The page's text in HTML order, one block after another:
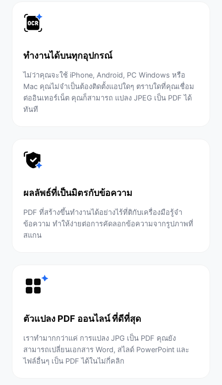
ทำงานได้บนทุกอุปกรณ์
ไม่ว่าคุณจะใช้ iPhone, Android, PC Windows หรือ
Mac คุณไม่จำเป็นต้องติดตั้งแอปใดๆ ตราบใดที่คุณเชื่อม
ต่ออินเทอร์เน็ต คุณก็สามารถ แปลง JPEG เป็น PDF ได้
ทันที
ผลลัพธ์ที่เป็นมิตรกับข้อความ
PDF ที่สร้างขึ้นทำงานได้อย่างไร้ที่ติกับเครื่องมือรู้จำ
ข้อความ ทำให้ง่ายต่อการคัดลอกข้อความจากรูปภาพที่
สแกน
ตัวแปลง PDF ออนไลน์ ที่ดีที่สุด
เราทำมากกว่าแค่ การแปลง JPG เป็น PDF คุณยัง
สามารถเปลี่ยนเอกสาร Word, สไลด์ PowerPoint และ
ไฟล์อื่นๆ เป็น PDF ได้ในไม่กี่คลิก